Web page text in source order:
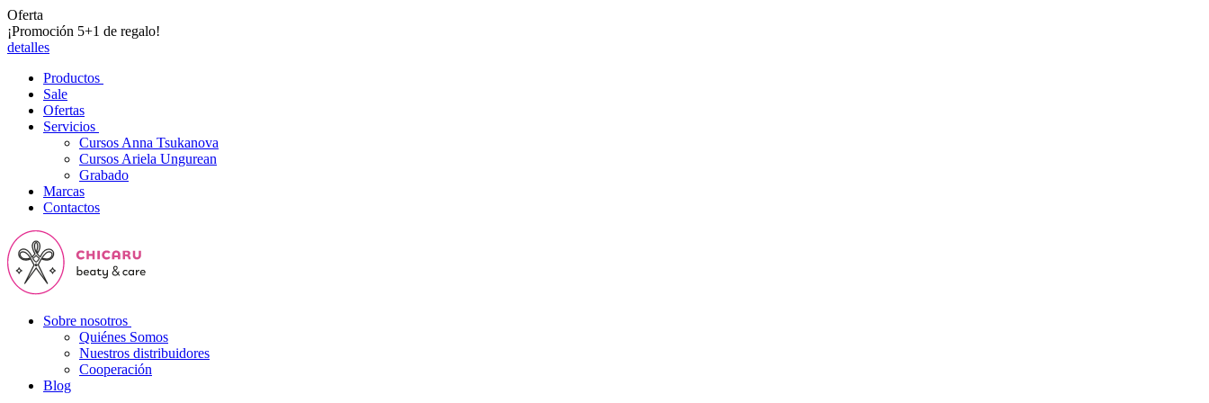
Oferta
¡Promoción 5+1 de regalo!
detalles
Productos
Sale
Ofertas
Servicios
Cursos Anna Tsukanova
Cursos Ariela Ungurean
Grabado
Marcas
Contactos
Sobre nosotros
Quiénes Somos
Nuestros distribuidores
Cooperación
Blog